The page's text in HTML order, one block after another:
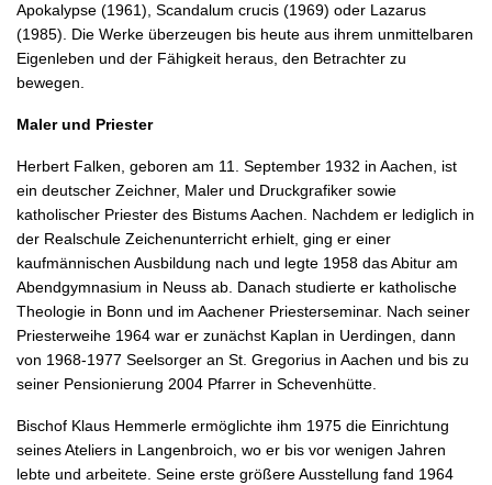
Apokalypse (1961), Scandalum crucis (1969) oder Lazarus
(1985). Die Werke überzeugen bis heute aus ihrem unmittelbaren
Eigenleben und der Fähigkeit heraus, den Betrachter zu
bewegen.
Maler und Priester
Herbert Falken, geboren am 11. September 1932 in Aachen, ist
ein deutscher Zeichner, Maler und Druckgrafiker sowie
katholischer Priester des Bistums Aachen. Nachdem er lediglich in
der Realschule Zeichenunterricht erhielt, ging er einer
kaufmännischen Ausbildung nach und legte 1958 das Abitur am
Abendgymnasium in Neuss ab. Danach studierte er katholische
Theologie in Bonn und im Aachener Priesterseminar. Nach seiner
Priesterweihe 1964 war er zunächst Kaplan in Uerdingen, dann
von 1968-1977 Seelsorger an St. Gregorius in Aachen und bis zu
seiner Pensionierung 2004 Pfarrer in Schevenhütte.
Bischof Klaus Hemmerle ermöglichte ihm 1975 die Einrichtung
seines Ateliers in Langenbroich, wo er bis vor wenigen Jahren
lebte und arbeitete. Seine erste größere Ausstellung fand 1964